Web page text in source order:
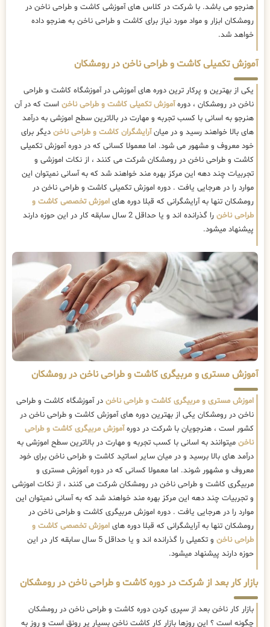
هنرجو می باشد. با شرکت در کلاس های آموزشی کاشت و طراحی ناخن در
رومشکان ابزار و مواد مورد نیاز برای کاشت و طراحی ناخن به هنرجو داده
خواهد شد.
آموزش تکمیلی کاشت و طراحی ناخن در رومشکان
یکی از بهترین و پرکار ترین دوره های آموزشی در آموزشگاه کاشت و طراحی
ناخن در رومشکان ، دورهآموزش تکمیلی کاشت و طراحی ناخن است که در آن
هنرجو به اسانی با کسب تجربه و مهارت در بالاترین سطح اموزشی به درآمد
های بالا خواهند رسید و در میانآرایشگران کاشت و طراحی ناخن دیگر برای
خود معروف و مشهور می شود. اما معمولا کسانی که در دوره آموزش تکمیلی
کاشت و طراحی ناخن در رومشکان شرکت می کنند ، از نکات اموزشی و
تجربیات چند دهه این مرکز بهره مند خواهند شد که به آسانی نمیتوان این
موارد را در هرجایی یافت . دوره اموزش تکمیلی کاشت و طراحی ناخن در
رومشکان تنها به آرایشگرانی که قبلا دوره های اموزش تخصصی کاشت و
طراحی ناخن
را گذرانده اند و یا حداقل 2 سال سابقه کار در این حوزه دارند
پیشنهاد میشود.
آموزش مستری و مربیگری کاشت و طراحی ناخن در رومشکان
اموزش مستری و مربیگری کاشت و طراحی ناخن در آموزشگاه کاشت و طراحی
ناخن در رومشکان یکی از بهترین دوره های آموزش کاشت و طراحی ناخن در
کشور است ، هنرجویان با شرکت در دورهآموزش مربیگری کاشت و طراحی
ناخن میتوانند به اسانی با کسب تجربه و مهارت در بالاترین سطح اموزشی به
درآمد های بالا برسید و در میان سایر اساتید کاشت و طراحی ناخن برای خود
معروف و مشهور شوند. اما معمولا کسانی که در دوره آموزش مستری و
مربیگری کاشت و طراحی ناخن در رومشکان شرکت می کنند ، از نکات اموزشی
و تجربیات چند دهه این مرکز بهره مند خواهند شد که به آسانی نمیتوان این
موارد را در هرجایی یافت . دوره اموزش مربیگری کاشت و طراحی ناخن در
رومشکان تنها به آرایشگرانی که قبلا دوره های اموزش تخصصی کاشت و
طراحی ناخن
و تکمیلی را گذرانده اند و یا حداقل 5 سال سابقه کار در این
حوزه دارند پیشنهاد میشود.
بازار کار بعد از شرکت در دوره کاشت و طراحی ناخن در رومشکان
بازار کار ناخن بعد از سپری کردن دوره کاشت و طراحی ناخن در رومشکان
چگونه است ؟ این روزها بازار کار کاشت ناخن بسیار پر رونق است و روز به